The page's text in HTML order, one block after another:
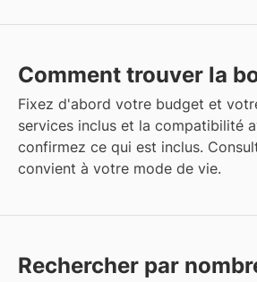
Comment trouver la
Fixez d'abord votre budget et
services inclus et la compatibilité
confirmez ce qui est inclus.
convient à votre mode de vie.
Rechercher par